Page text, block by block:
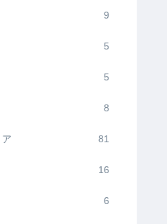
9
5
5
8
81
16
6